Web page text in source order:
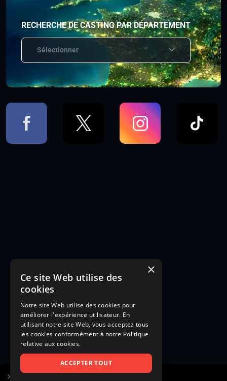
RECHERCHE DE CASTING PAR DÉPARTEMENT
Sélectionner
×
Ce site Web utilise des
cookies
Notre site Web utilise des cookies pour
améliorer l'expérience utilisateur. En
utilisant notre site Web, vous acceptez tous
les cookies conformément à notre Politique
relative aux cookies.
ACCEPTER TOUT